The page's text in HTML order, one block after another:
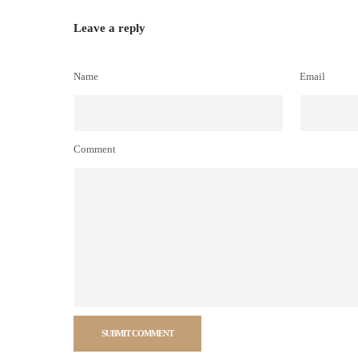
Leave a reply
Name Email
Comment
SUBMIT COMMENT